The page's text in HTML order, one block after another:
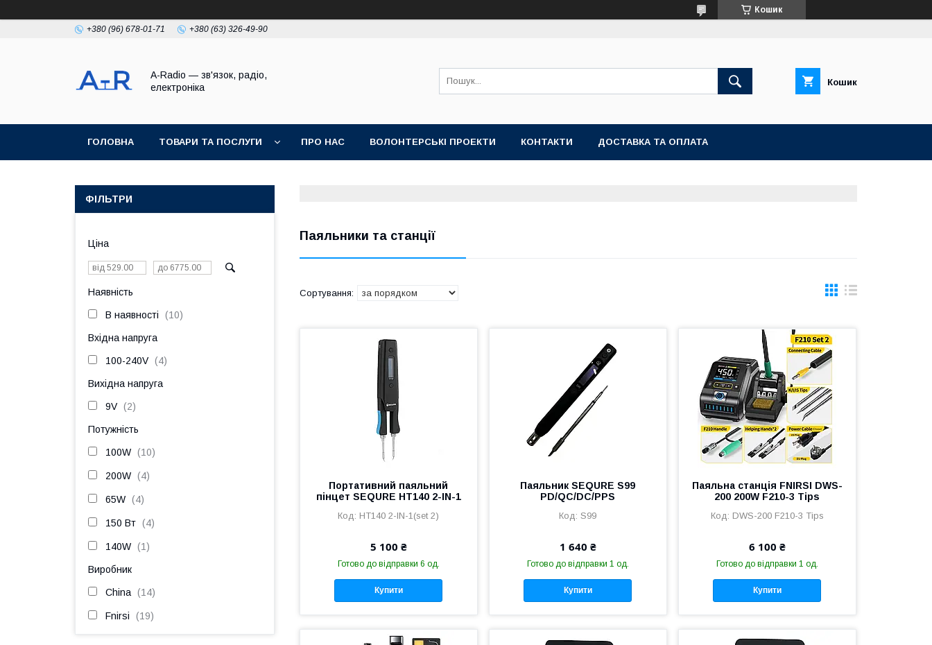
Кошик
+380 (96) 678-01-71 +380 (63) 326-49-90
A-Radio — зв'язок, радіо,
електроніка
Кошик
ГОЛОВНА ТОВАРИ ТА ПОСЛУГИ ПРО НАС ВОЛОНТЕРСЬКІ ПРОЕКТИ КОНТАКТИ ДОСТАВКА ТА ОПЛАТА
Паяльники та станції
Портативний паяльний
пінцет SEQURE HT140 2-IN-1
HT140 2-IN-1(set 2)
5 100 ₴
Готово до відправки 6 од.
Купити
Паяльник SEQURE S99
PD/QC/DC/PPS
S99
1 640 ₴
Готово до відправки 1 од.
Купити
Паяльна станція FNIRSI DWS-
200 200W F210-3 Tips
DWS-200 F210-3 Tips
6 100 ₴
Готово до відправки 1 од.
Купити
ФІЛЬТРИ
Ціна
Наявність
В наявності 10
Вхідна напруга
100-240V 4
Вихідна напруга
9V 2
Потужність
100W 10
200W 4
65W 4
150 Вт 4
140W 1
Виробник
China 14
Fnirsi 19